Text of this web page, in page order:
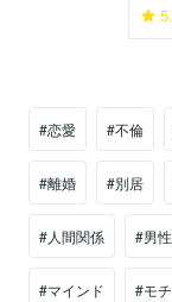
#恋愛 #不倫
#離婚 #別居
#人間関係 #男
#マインド #モ